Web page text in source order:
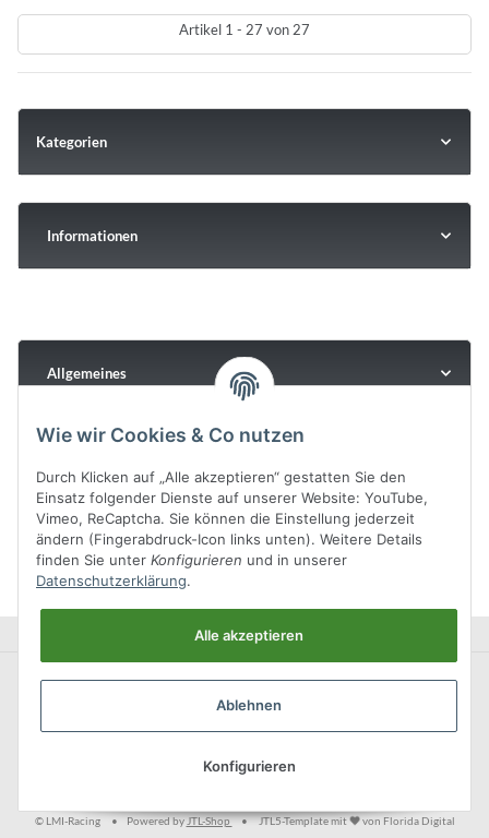
Artikel 1 - 27 von 27
Kategorien
Informationen
Allgemeines
* Alle Preise inkl. gesetzlicher USt., zzgl.
© LMI-Racing • Powered byJTL-Shop • JTL5-Template mit von Florida Digital
Wie wir Cookies & Co nutzen
Durch Klicken auf „Alle akzeptieren“ gestatten Sie den
Einsatz folgender Dienste auf unserer Website: YouTube,
Vimeo, ReCaptcha. Sie können die Einstellung jederzeit
ändern (Fingerabdruck-Icon links unten). Weitere Details
finden Sie unter Konfigurieren und in unserer
Datenschutzerklärung.
Alle akzeptieren
Ablehnen
Konfigurieren